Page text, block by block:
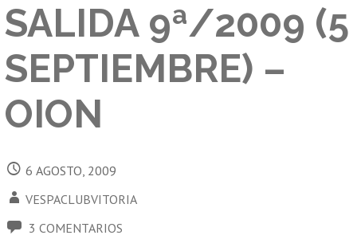
SALIDA 9ª/2009 (5
SEPTIEMBRE) –
OION
6 AGOSTO, 2009
VESPACLUBVITORIA
3 COMENTARIOS